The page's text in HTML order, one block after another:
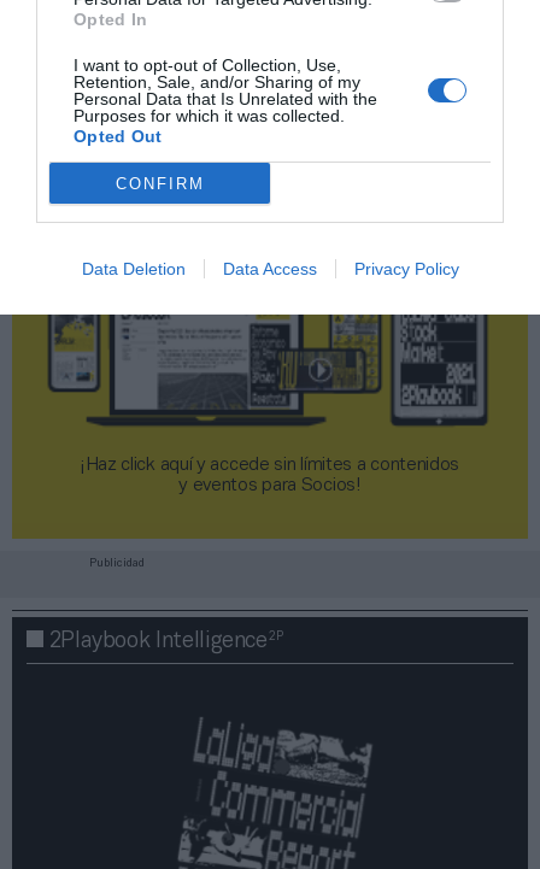
Opted In
I want to opt-out of Collection, Use,
Retention, Sale, and/or Sharing of my
Personal Data that Is Unrelated with the
Purposes for which it was collected.
Opted Out
CONFIRM
Data Deletion Data Access Privacy Policy
2Playbook Club2P
¡Haz click aquí y accede sin límites a contenidos
y eventos para Socios!​​​​​​​
Publicidad
2Playbook Intelligence2P